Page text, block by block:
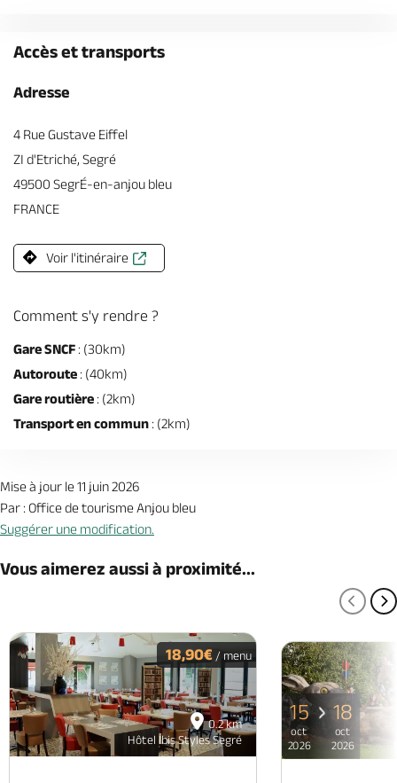
Accès et transports
Adresse
4 Rue Gustave Eiffel
ZI d'Etriché, Segré
49500 SegrÉ-en-anjou bleu
FRANCE
Voir l'itinéraire
Comment s'y rendre ?
Gare SNCF : (30km)
Autoroute : (40km)
Gare routière : (2km)
Transport en commun : (2km)
Mise à jour le 11 juin 2026
Par : Office de tourisme Anjou bleu
Suggérer une modification.
Vous aimerez aussi à proximité...
0.2 km
Hôtel Ibis Styles Segré
18,90€ / menu
15
oct
2026
18
oct
2026